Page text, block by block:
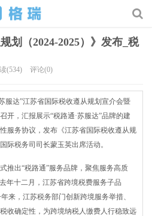
划（2024-2025）》发布_税
(534) 评论(0)
达”江苏省国际税收遵从规划宣介会暨
开，汇报展示“税路通·苏服达”品牌的建
服务协议，发布《江苏省国际税收遵从规
际税务司司长蒙玉英出席活动。
出“税路通”服务品牌，聚焦服务高质
年十二月，江苏省跨境税费服务子品
来，江苏税务部门创新跨境服务举措、
收确定性，为跨境纳税人缴费人行稳致远